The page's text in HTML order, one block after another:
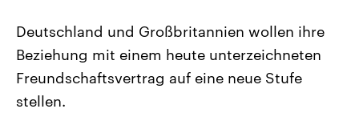
2026
Alle Informationen
Sachsen-Anhalt wählt am 6.
September 2026 einen neuen
Landtag. Seit 2021 wird das
Aktuelle Beiträge,
Hintergründe
Wirtschaftlich und
Deutschland und Großbritannien wollen ihre
Beziehung mit einem heute unterzeichneten
Freundschaftsvertrag auf eine neue Stufe
stellen.